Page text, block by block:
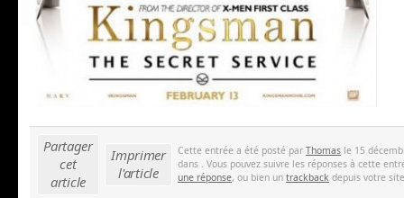
Partager
cet
article
Imprimer
l'article
Cette entrée a été posté par Thomas le 15
dans . Vous pouvez suivre les réponses à cette
une réponse, ou bien un trackback depuis votre